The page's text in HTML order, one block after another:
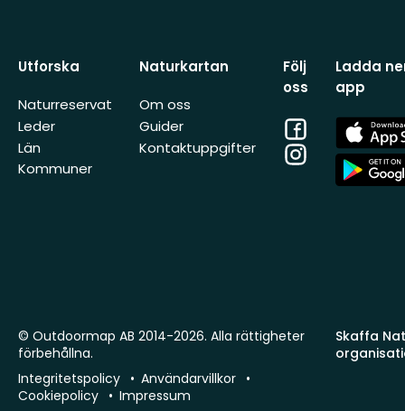
Utforska
Naturreservat
Leder
Län
Kommuner
Naturkartan
Om oss
Guider
Kontaktuppgifter
Följ
oss
Facebook
Instagram
Ladda
app
App
Store
App
Store
Skaffa
© Outdoormap AB 2014-2026. Alla rättigheter
förbehållna.
Integritetspolicy
Användarvillkor
Cookiepolicy
Impressum